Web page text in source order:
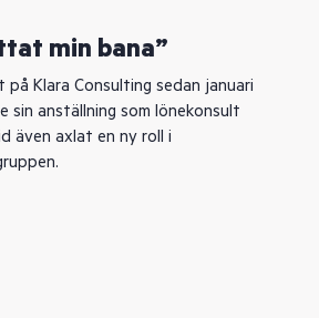
min bana”
Klara Consulting sedan januari
sin anställning som lönekonsult
även axlat en ny roll i